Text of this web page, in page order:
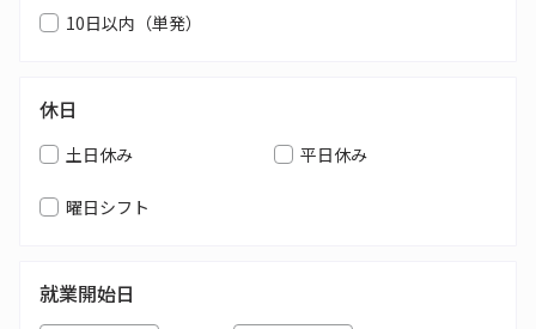
10日以内（単発）
休日
土日休み 平日休み
曜日シフト
就業開始日